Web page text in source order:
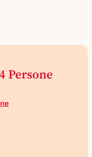
Persone